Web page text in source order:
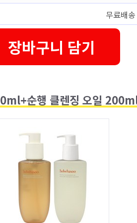
무료배송
장바구니 담기
순행 클렌징 오일